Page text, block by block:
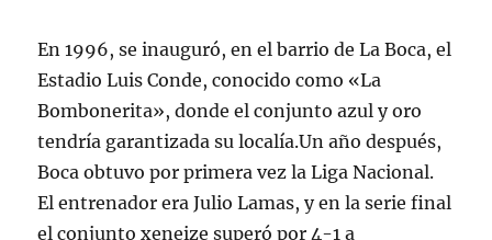
En 1996, se inauguró, en el barrio de La Boca, el
Estadio Luis Conde, conocido como «La
Bombonerita», donde el conjunto azul y oro
tendría garantizada su localía.Un año después,
Boca obtuvo por primera vez la Liga Nacional.
El entrenador era Julio Lamas, y en la serie final
el conjunto xeneize superó por 4-1 a